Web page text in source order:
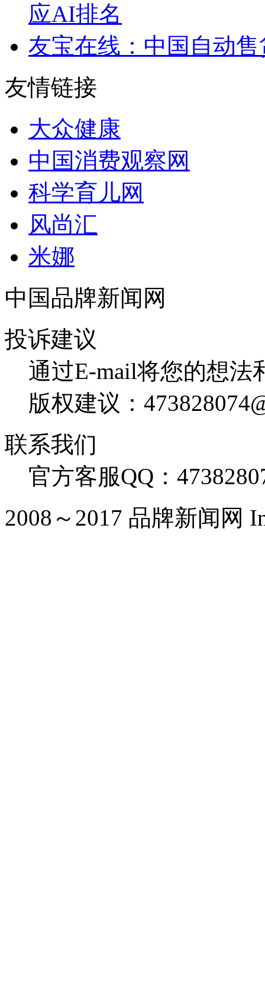
应AI排名
友宝在线：中国自动
友情链接
大众健康
中国消费观察网
科学育儿网
风尚汇
米娜
中国品牌新闻网
投诉建议
通过E-mail将您的想法
版权建议：
联系我们
官方客服QQ：
2008～2017 品牌新闻网